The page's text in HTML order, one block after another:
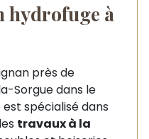
hydrofuge à
près de
Sorgue dans le
spécialisé dans
travaux à la